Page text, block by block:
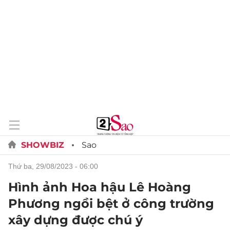
SHOWBIZ Sao
thứ ba, 29/08/2023 - 06:00
Hình ảnh Hoa hậu Lê Hoàng
Phương ngồi bệt ở công trường
xây dựng được chú ý